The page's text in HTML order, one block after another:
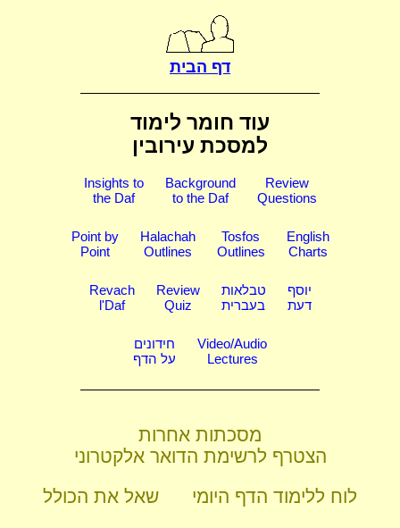
דף הבית
עוד חומר לימוד
למסכת עירובין
Insights to
the Daf
Background
to the Daf
Review
Questions
Point by
Point
Halachah
Outlines
Tosfos
Outlines
English
Charts
Revach
l'Daf
Review
Quiz
טבלאות
בעברית
יוסף
דעת
חידונים
על הדף
Video/Audio
Lectures
מסכתות אחרות
הצטרף לרשימת הדואר אלקטרוני
שאל את הכולל
לוח ללימוד הדף היומי